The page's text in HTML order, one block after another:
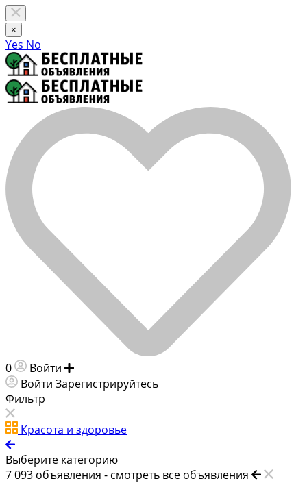
×
Yes No
0 Войти
Войти Зарегистрируйтесь
Фильтр
Красота и здоровье
Выберите категорию
7 093 объявления - смотреть все объявления